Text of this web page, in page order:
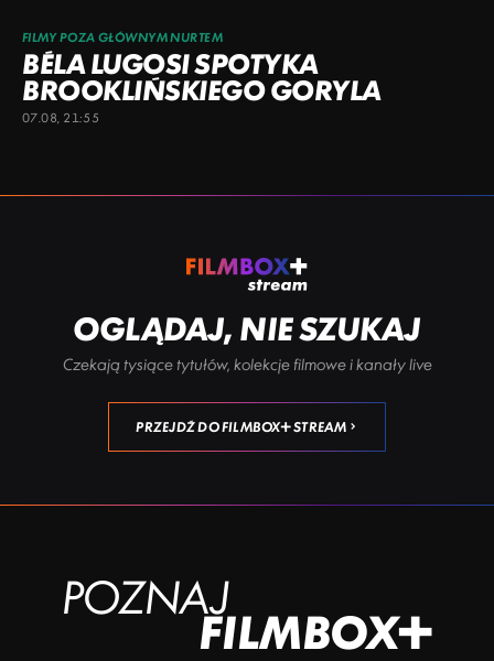
FILMY POZA GŁÓWNYM NURTEM
BÉLA LUGOSI SPOTYKA
BROOKLIŃSKIEGO GORYLA
07.08, 21:55
OGLĄDAJ, NIE SZUKAJ
Czekają tysiące tytułów, kolekcje filmowe i kanały live
PRZEJDŹ DO FILMBOX+ STREAM
POZNAJ
FILMBOX+